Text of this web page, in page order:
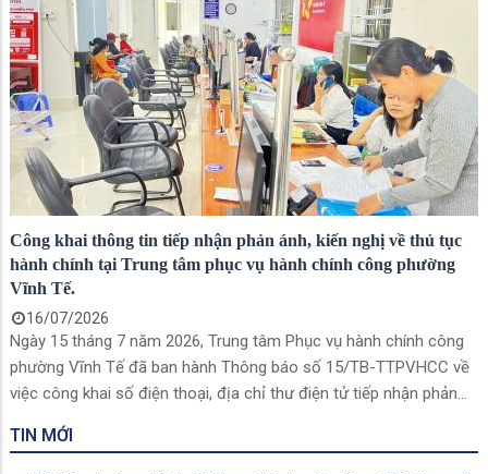
Công khai thông tin tiếp nhận phản ánh, kiến nghị về thủ tục
hành chính tại Trung tâm phục vụ hành chính công phường
Vĩnh Tế.
16/07/2026
Ngày 15 tháng 7 năm 2026, Trung tâm Phục vụ hành chính công
phường Vĩnh Tế đã ban hành Thông báo số 15/TB-TTPVHCC về
việc công khai số điện thoại, địa chỉ thư điện tử tiếp nhận phản
giải quyết của Ủy ban nhân dân phường.
TIN MỚI